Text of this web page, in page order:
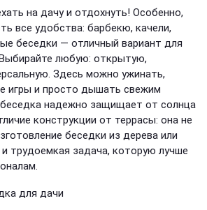
на дачу и отдохнуть! Особенно,
все удобства: барбекю, качели,
беседки — отличный вариант для
любую: открытую,
Здесь можно ужинать,
игры и просто дышать свежим
надежно защищает от солнца
конструкции от террасы: она не
беседки из дерева или
трудоемкая задача, которую лучше